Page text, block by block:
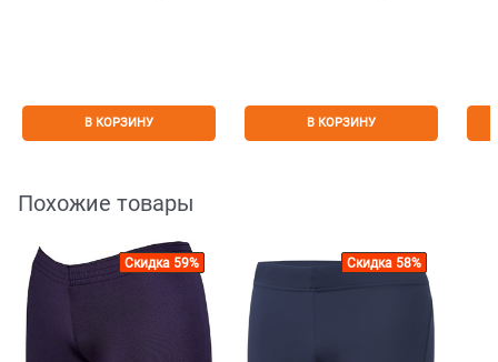
В КОРЗИНУ В КОРЗИНУ
Похожие товары
Скидка 59% Скидка 58%